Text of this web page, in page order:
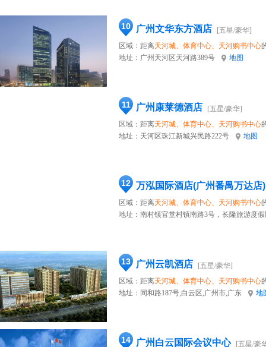
10 广州文华东方酒店
[五星/豪华]
区域：距离天河城、体育中心、天河购书中心
地址： 广州天河区天河路389号 地图
11 广州康莱德酒店
[五星/豪华]
区域：距离天河城、体育中心、天河购书中心
地址： 天河区珠江新城兴民路222号 地图
12 万泓国际酒店(广州番禺万达店)
区域：距离天河城、体育中心、天河购书中心
地址： 南村镇官堂村镇南路3号，长隆旅游度
13 广州云凯酒店
[五星/豪华]
区域：距离天河城、体育中心、天河购书中心
地址： 同和路187号,白云区,广州市,广东 地
14 广州白云国际会议中心
[五星/豪